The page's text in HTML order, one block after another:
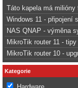
Táto kapela má milióny
Windows 11 - připojení
NAS QNAP - výměna
MikroTik router 11 - tipy
MikroTik router 10 -
Kategorie